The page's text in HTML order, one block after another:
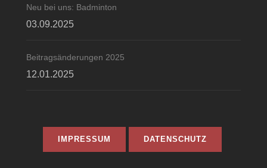
Neu bei uns: Badminton
03.09.2025
Beitragsänderungen 2025
12.01.2025
IMPRESSUM DATENSCHUTZ